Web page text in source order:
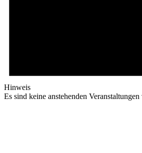
Hinweis
Es sind keine anstehenden Veranstaltungen